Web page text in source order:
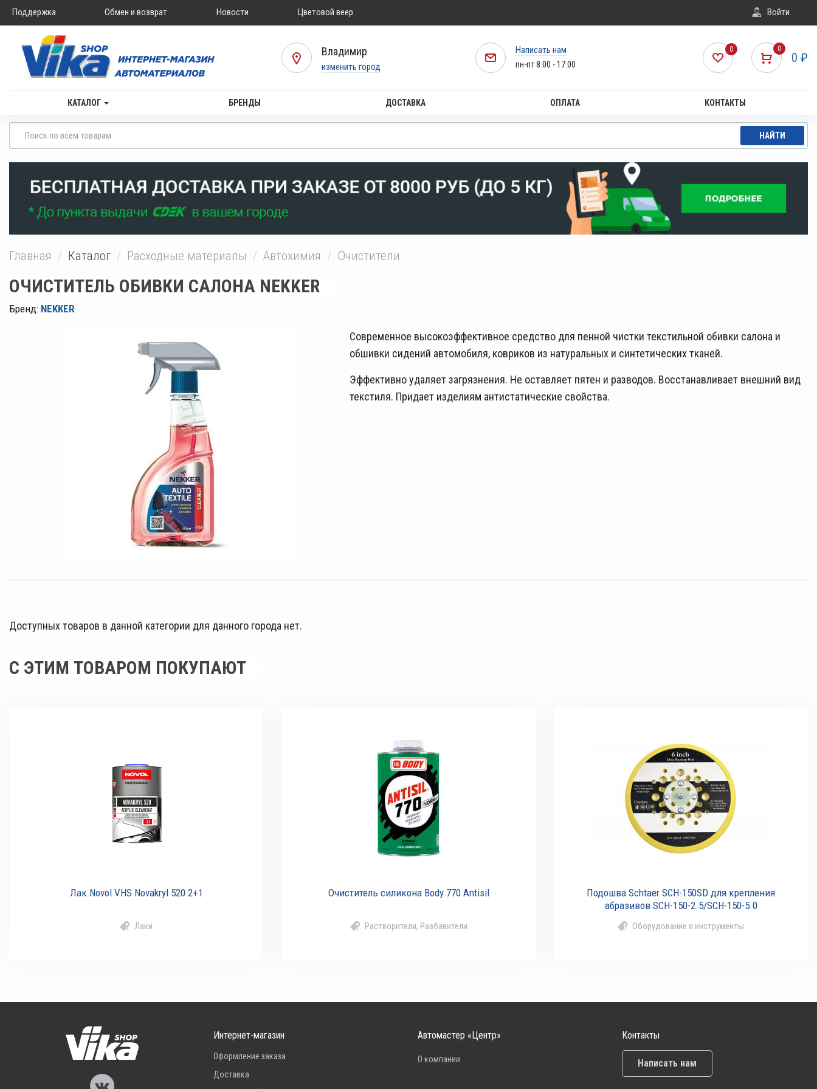
Поддержка Обмен и возврат Новости Цветовой веер Войти
Владимир
изменить город
Написать нам
пн-пт 8:00 - 17:00
0
0 ₽
0
КАТАЛОГ БРЕНДЫ ДОСТАВКА ОПЛАТА КОНТАКТЫ
НАЙТИ
Главная Каталог Расходные материалы Автохимия Очистители
ОЧИСТИТЕЛЬ ОБИВКИ САЛОНА NEKKER
Бренд: NEKKER
Современное высокоэффективное средство для пенной чистки текстильной обивки салона и
обшивки сидений автомобиля, ковриков из натуральных и синтетических тканей.
Эффективно удаляет загрязнения. Не оставляет пятен и разводов. Восстанавливает внешний вид
текстиля. Придает изделиям антистатические свойства.
Доступных товаров в данной категории для данного города нет.
С ЭТИМ ТОВАРОМ ПОКУПАЮТ
Лак Novol VHS Novakryl 520 2+1
Лаки
Очиститель силикона Body 770 Antisil
Растворители, Разбавители
Подошва Schtaer SCH-150SD для крепления
абразивов SCH-150-2.5/SCH-150-5.0
Оборудование и инструменты
Интернет-магазин
Оформление заказа
Доставка
Автомастер «Центр»
О компании
Контакты
Написать нам